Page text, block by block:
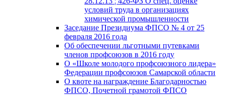
условий труда в организациях
химической промышленности
Заседание Президиума ФПСО № 4 от 25
февраля 2016 года
Об обеспечении льготными путевками
членов профсоюзов в 2016 году
О «Школе молодого профсоюзного лидера»
Федерации профсоюзов Самарской области
О квоте на награждение Благодарностью
ФПСО, Почетной грамотой ФПСО